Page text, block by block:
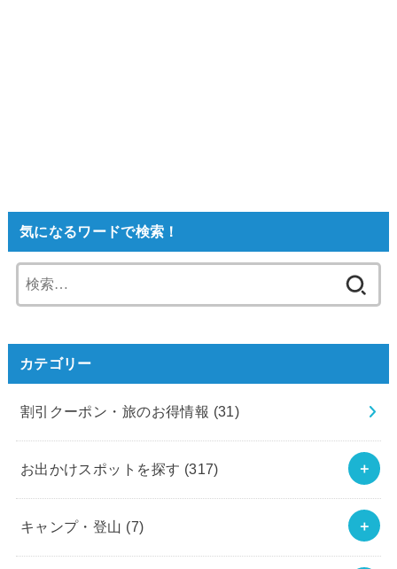
気になるワードで検索！
索:
カテゴリー
割引クーポン・旅のお得情報 (31)
お出かけスポットを探す (317)
キャンプ・登山 (7)